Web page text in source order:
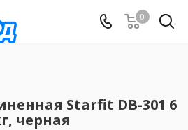
0
Starfit DB-301 6
черная